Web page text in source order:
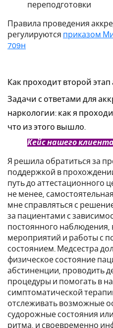
переподготовки
Правила проведения
регулируются приказом
709н
Как проходит второй этап
Задачи с ответами для
наркологии: как я
что из этого вышло.
Кейс нашего
Я решила обратиться за
поддержкой в
путь до аттестационного
не менее,
мне справляться с
за пациентами с
постоянного
мероприятий и работы с
состоянием. Медсестра
физическое состояние
абстиненции, проводить
процедуры и помогать в
симптоматической
отслеживать возможные
судорожные состояния
ритма, и своевременно